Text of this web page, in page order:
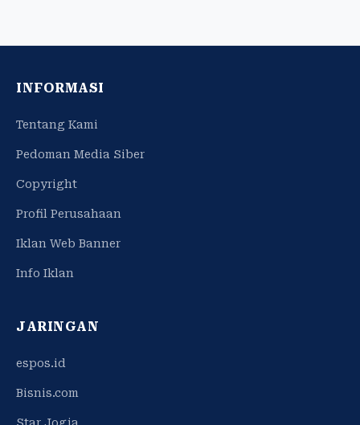
INFORMASI
Tentang Kami
Pedoman Media Siber
Copyright
Profil Perusahaan
Iklan Web Banner
Info Iklan
JARINGAN
espos.id
Bisnis.com
Star Jogja